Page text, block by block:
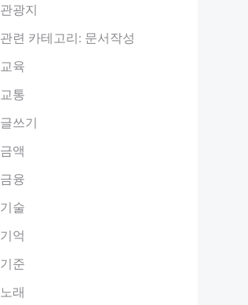
관광지
관련 카테고리: 문서작성
교육
교통
글쓰기
금액
금융
기술
기억
기준
노래